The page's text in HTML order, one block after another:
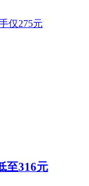
至316元